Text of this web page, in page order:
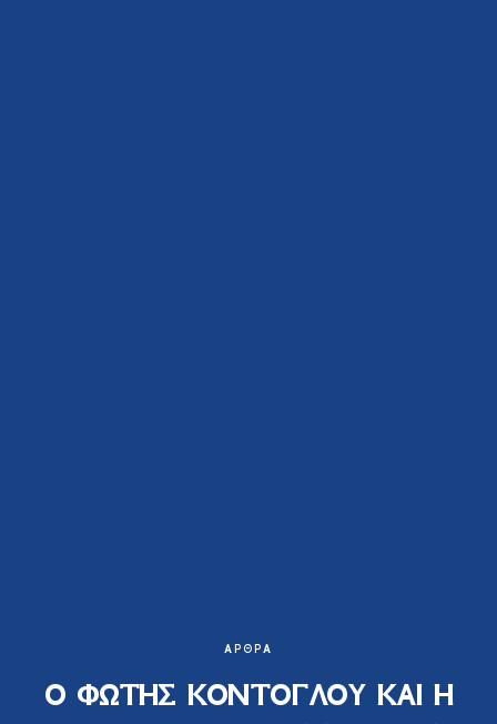
ΆΡΘΡΑ
Ο ΦΩΤΗΣ ΚΟΝΤΟΓΛΟΥ ΚΑΙ Η